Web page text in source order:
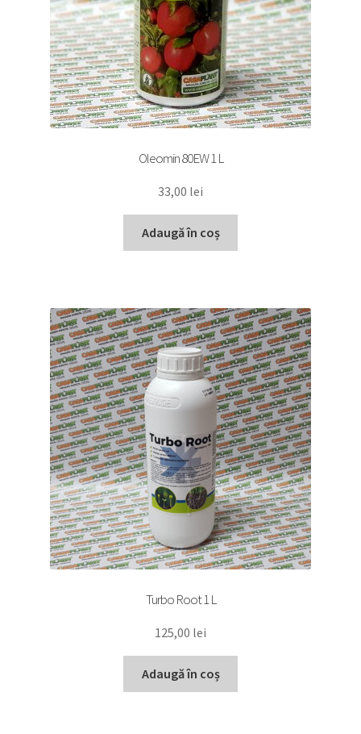
Oleomin 80EW 1 L
33,00 lei
Adaugă în coș
Turbo Root 1 L
125,00 lei
Adaugă în coș